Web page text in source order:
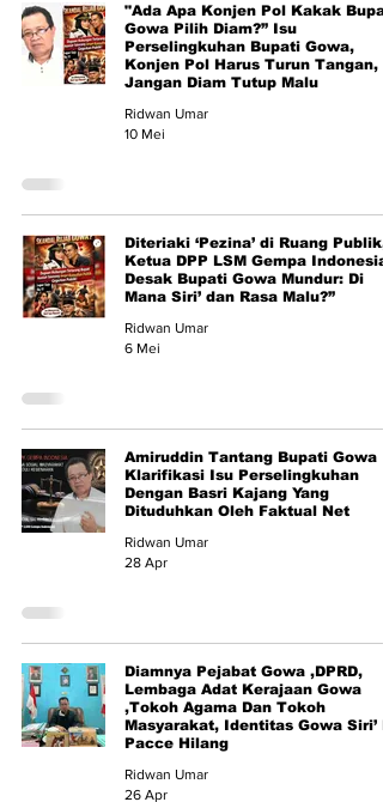
"Ada Apa Konjen Pol Kakak
Gowa Pilih Diam?” Isu
Perselingkuhan Bupati Gowa,
Konjen Pol Harus Turun Tangan,
Jangan Diam Tutup Malu
Ridwan Umar
10 Mei
Diteriaki ‘Pezina’ di Ruang Publik,
Ketua DPP LSM Gempa Indonesia
Desak Bupati Gowa Mundur: Di
Mana Siri’ dan Rasa Malu?”
Ridwan Umar
6 Mei
Amiruddin Tantang Bupati Gowa
Klarifikasi Isu Perselingkuhan
Dengan Basri Kajang Yang
Dituduhkan Oleh Faktual Net
Ridwan Umar
28 Apr
Diamnya Pejabat Gowa ,DPRD,
Lembaga Adat Kerajaan Gowa
,Tokoh Agama Dan Tokoh
Masyarakat, Identitas Gowa Siri’
Pacce Hilang
Ridwan Umar
26 Apr